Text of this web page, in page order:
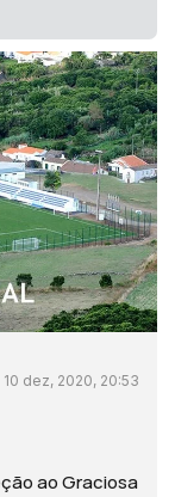
10 dez, 2020, 20:53
ao Graciosa